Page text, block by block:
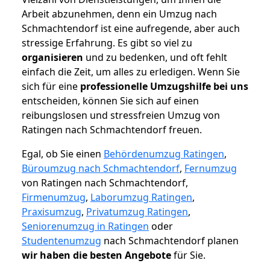
Arbeit abzunehmen, denn ein Umzug nach
Schmachtendorf ist eine aufregende, aber auch
stressige Erfahrung. Es gibt so viel zu
organisieren und zu bedenken, und oft fehlt
einfach die Zeit, um alles zu erledigen. Wenn Sie
sich für eine professionelle Umzugshilfe bei uns
entscheiden, können Sie sich auf einen
reibungslosen und stressfreien Umzug von
Ratingen nach Schmachtendorf freuen.
Egal, ob Sie einen Behördenumzug Ratingen,
Büroumzug nach Schmachtendorf, Fernumzug
von Ratingen nach Schmachtendorf,
Firmenumzug, Laborumzug Ratingen,
Praxisumzug, Privatumzug Ratingen,
Seniorenumzug in Ratingen oder
Studentenumzug nach Schmachtendorf planen
wir haben die besten Angebotefür Sie.